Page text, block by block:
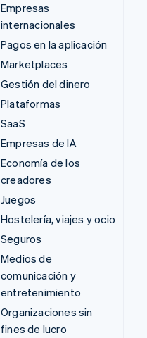
Empresas
internacionales
Pagos en la aplicación
Marketplaces
Gestión del dinero
Plataformas
SaaS
Empresas de IA
Economía de los
creadores
Juegos
Hostelería, viajes y ocio
Seguros
Medios de
comunicación y
entretenimiento
Organizaciones sin
fines de lucro